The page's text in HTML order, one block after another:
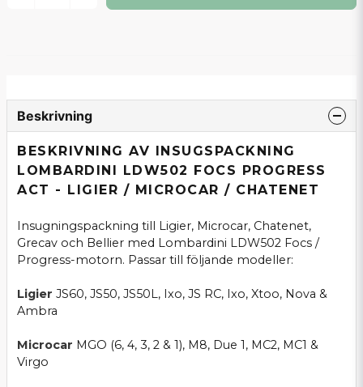
Beskrivning
BESKRIVNING AV INSUGSPACKNING
LOMBARDINI LDW502 FOCS PROGRESS
ACT - LIGIER / MICROCAR / CHATENET
Insugningspackning till Ligier, Microcar, Chatenet,
Grecav och Bellier med Lombardini LDW502 Focs /
Progress-motorn. Passar till följande modeller:
Ligier JS60, JS50, JS50L, Ixo, JS RC, Ixo, Xtoo, Nova &
Ambra
Microcar MGO (6, 4, 3, 2 & 1), M8, Due 1, MC2, MC1 &
Virgo